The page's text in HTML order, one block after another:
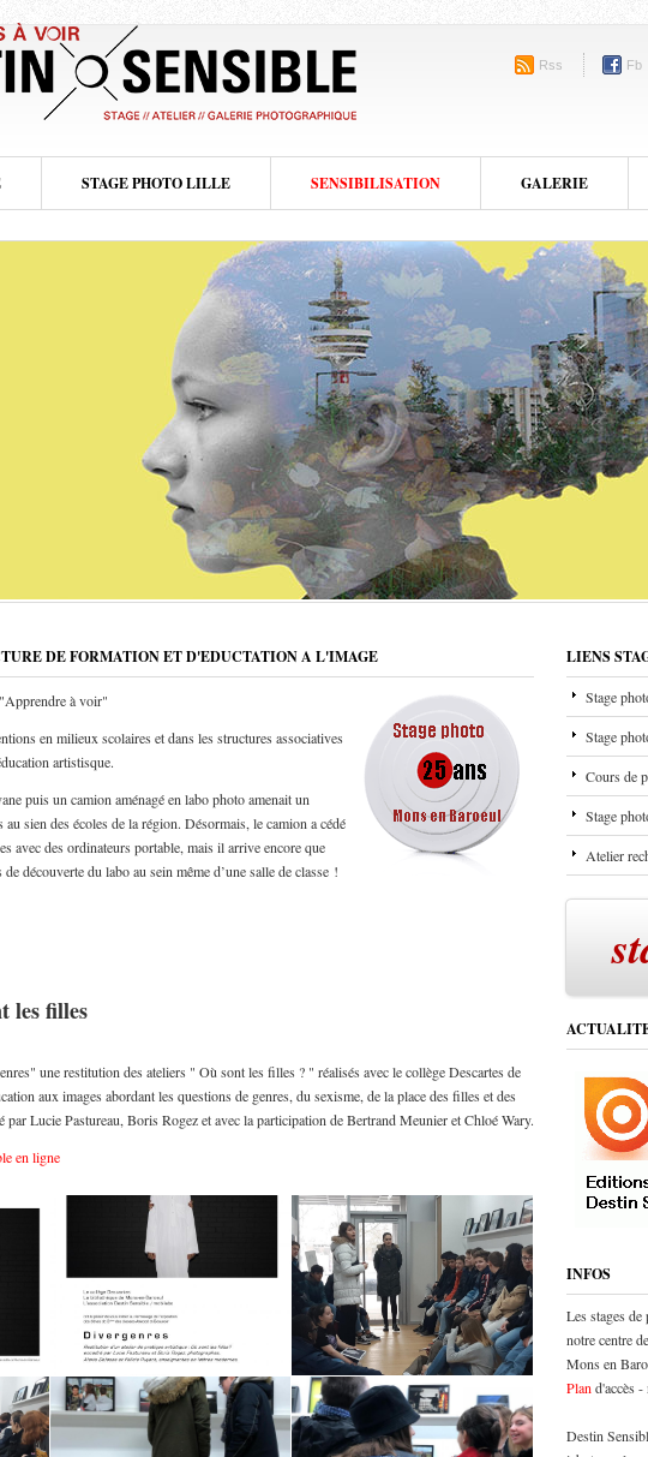
Rss Fb
STAGE PHOTO LILLE SENSIBILISATION GALERIE
DE FORMATION ET D'EDUCTATION A L'IMAGE
à voir"
en milieux scolaires et dans les structures associatives
artistisque.
puis un camion aménagé en labo photo amenait un
sien des écoles de la région. Désormais, le camion a cédé
avec des ordinateurs portable, mais il arrive encore que
découverte du labo au sein même d’une salle de classe !
les filles
une restitution des ateliers " Où sont les filles ? " réalisés avec le collège Descartes de
aux images abordant les questions de genres, du sexisme, de la place des filles et des
par Lucie Pastureau, Boris Rogez et avec la participation de Bertrand Meunier et Chloé Wary.
en ligne
LIENS
Stage
Stage
Cours de
Stage
Atelier
INFOS
Les stages
notre centre
Mons en
Plan d'accès
Destin